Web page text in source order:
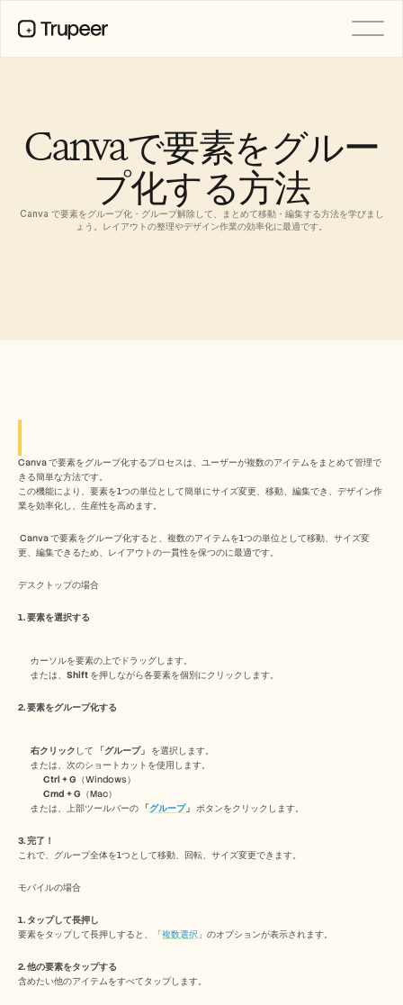
Canvaで要素をグルー
プ化する方法
Canva で要素をグループ化・グループ解除して、まとめて移動・編集する方法を学びまし
ょう。レイアウトの整理やデザイン作業の効率化に最適です。
Canva で要素をグループ化するプロセスは、ユーザーが複数のアイテムをまとめて管理で
きる簡単な方法です。
この機能により、要素を1つの単位として簡単にサイズ変更、移動、編集でき、デザイン作
業を効率化し、生産性を高めます。
更、編集できるため、レイアウトの一貫性を保つのに最適です。
デスクトップの場合
1. 要素を選択する
カーソルを要素の上でドラッグします。
または、 Shift を押しながら各要素を個別にクリックします。
2. 要素をグループ化する
右クリック して 「グループ」
を選択します。
または、次のショートカットを使用します。
Ctrl + G （Windows）
Cmd + G （Mac）
または、上部ツールバーの
「グループ」 ボタンをクリックします。
3. 完了！
これで、グループ全体を1つとして移動、回転、サイズ変更できます。
モバイルの場合
1. タップして長押し
要素をタップして長押しすると、「複数選択 」のオプションが表示されます。
2. 他の要素をタップする
含めたい他のアイテムをすべてタップします。
お客様の事例
ヘルプセンター
料金
採用情報
翻訳
ナレッジベース
共有ページ
よくある質問
Partner Program
ユースケース
変更管理
セールスイネーブルメント
プロダクトマーケティング
カスタマーサクセス
トレーニング
デモを予約する